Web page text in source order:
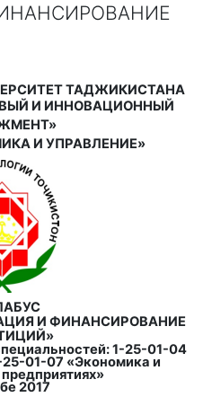
ТАДЖИКИСТАНА
И ИННОВАЦИОННЫЙ
И УПРАВЛЕНИЕ»
И ФИНАНСИРОВАНИЕ
1-25-01-04
01-07 «Экономика и
2017